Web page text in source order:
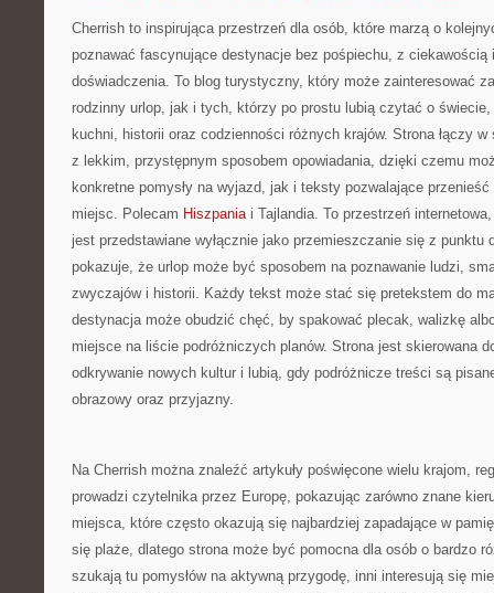
Cherrish to inspirująca przestrzeń dla osób, które marzą o
poznawać fascynujące destynacje bez pośpiechu, z ciekawością
doświadczenia. To blog turystyczny, który może zainteresować
rodzinny urlop, jak i tych, którzy po prostu lubią czytać o
kuchni, historii oraz codzienności różnych krajów. Strona łączy
z lekkim, przystępnym sposobem opowiadania, dzięki czemu
konkretne pomysły na wyjazd, jak i teksty pozwalające
miejsc. Polecam Hiszpaniai Tajlandia. To przestrzeń
jest przedstawiane wyłącznie jako przemieszczanie się z punktu
pokazuje, że urlop może być sposobem na poznawanie ludzi,
zwyczajów i historii. Każdy tekst może stać się pretekstem do
destynacja może obudzić chęć, by spakować plecak, walizkę
miejsce na liście podróżniczych planów. Strona jest skierowana
odkrywanie nowych kultur i lubią, gdy podróżnicze treści są
obrazowy oraz przyjazny.
Na Cherrish można znaleźć artykuły poświęcone wielu krajom,
prowadzi czytelnika przez Europę, pokazując zarówno znane
miejsca, które często okazują się najbardziej zapadające w
się plaże, dlatego strona może być pomocna dla osób o bardzo
szukają tu pomysłów na aktywną przygodę, inni interesują się